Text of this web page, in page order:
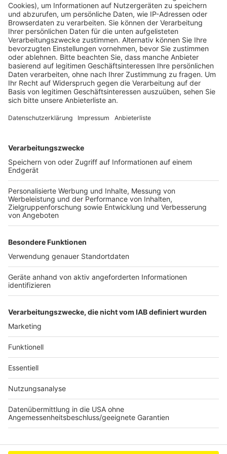
sich als Handwerker aus und wollten nach dem
Wasserstand schauen.
Veröffentlicht:Sonntag, 29.08.2021 09:51
Anzeige
Die Frau ließ die beiden unbedarft in die Wohnung. Als
sie wieder weg waren stellte sie fest, dass aus einer
hatte eine kräftige Statur, trug normale
Straßenkleidung und eine Mütze. Der andere Mann war
etwa 1,80m groß, schmal, auch er trug normale
Straßenkleidung und eine Mütze.
Die Polizei warnt wiederholt vor dieser Masche.
Lassen sie niemals unbekannte Leute in ihre Wohnung,
wollen. Lassen sie sich einen Ausweis zeigen,
informieren sie Bekannte oder Verwandte.
Vergewissern sie sich bei den Firmen, für die
angebliche Handwerker ihre Arbeiten verrichten
wollen. Bleiben sie vorsichtig und wenden sich im
Zweifelsfalle an die Polizei.
Anzeige
Anzeige